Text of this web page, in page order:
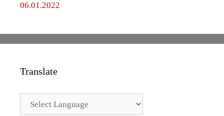
06.01.2022
Translate